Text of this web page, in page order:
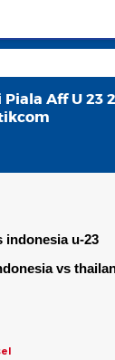
Aff U 23
indonesia u-23
vs